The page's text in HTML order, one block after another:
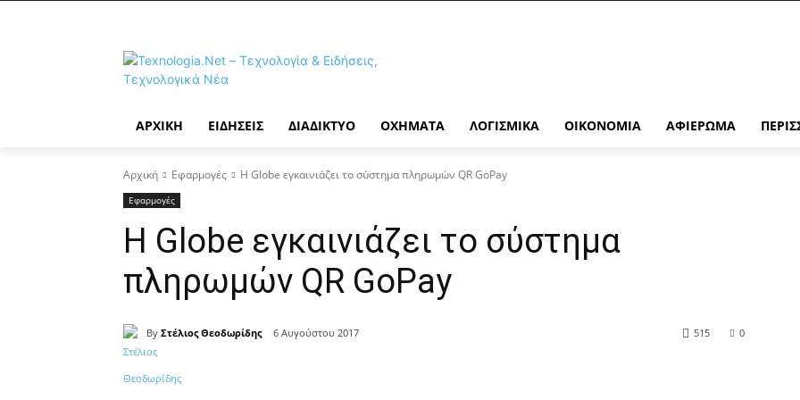
ΑΡΧΙΚΉ ΕΙΔΉΣΕΙΣ ΔΙΑΔΊΚΤΥΟ ΟΧΉΜΑΤΑ ΛΟΓΙΣΜΙΚΆ ΟΙΚΟΝΟΜΊΑ ΑΦΙΈΡΩΜΑ
Αρχική Εφαρμογές Η Globe εγκαινιάζει το σύστημα πληρωμών QR GoPay
Εφαρμογές
Η Globe εγκαινιάζει το σύστημα
πληρωμών QR GoPay
By Στέλιος Θεοδωρίδης 6 Αυγούστου 2017 0
515
Κοινοποίηση